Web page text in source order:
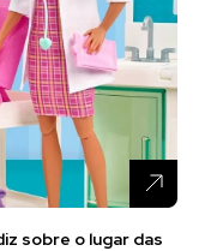
sobre o lugar das